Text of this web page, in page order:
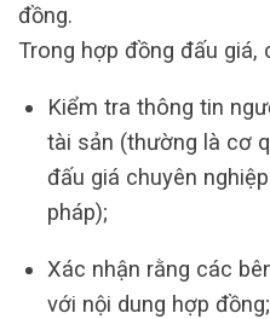
đồng.
Trong hợp đồng đấu giá,
Kiểm tra thông tin
tài sản (thường là cơ
đấu giá chuyên
pháp);
Xác nhận rằng các
với nội dung hợp đồng;